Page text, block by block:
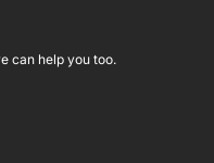
can help you too.